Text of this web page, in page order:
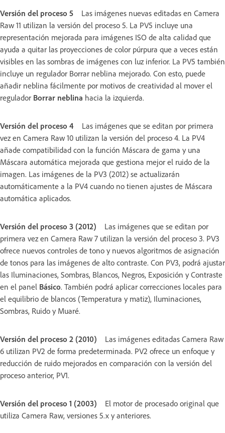
Versión del proceso 5
Las imágenes nuevas editadas en Camera
Raw 11 utilizan la versión del proceso 5. La PV5 incluye una
representación mejorada para imágenes ISO de alta calidad que
ayuda a quitar las proyecciones de color púrpura que a veces están
visibles en las sombras de imágenes con luz inferior. La PV5 también
incluye un regulador Borrar neblina mejorado. Con esto, puede
añadir neblina fácilmente por motivos de creatividad al mover el
regulador Borrar neblina hacia la izquierda.
Versión del proceso 4
Las imágenes que se editan por primera
vez en Camera Raw 10 utilizan la versión del proceso 4. La PV4
añade compatibilidad con la función Máscara de gama y una
Máscara automática mejorada que gestiona mejor el ruido de la
imagen. Las imágenes de la PV3 (2012) se actualizarán
automáticamente a la PV4 cuando no tienen ajustes de Máscara
automática aplicados.
Versión del proceso 3 (2012)
Las imágenes que se editan por
primera vez en Camera Raw 7 utilizan la versión del proceso 3. PV3
ofrece nuevos controles de tono y nuevos algoritmos de asignación
de tonos para las imágenes de alto contraste. Con PV3, podrá ajustar
las Iluminaciones, Sombras, Blancos, Negros, Exposición y Contraste
en el panel Básico. También podrá aplicar correcciones locales para
el equilibrio de blancos (Temperatura y matiz), Iluminaciones,
Sombras, Ruido y Muaré.
Versión del proceso 2 (2010)
Las imágenes editadas Camera Raw
6 utilizan PV2 de forma predeterminada. PV2 ofrece un enfoque y
reducción de ruido mejorados en comparación con la versión del
proceso anterior, PV1.
Versión del proceso 1 (2003)
El motor de procesado original que
utiliza Camera Raw, versiones 5.x y anteriores.